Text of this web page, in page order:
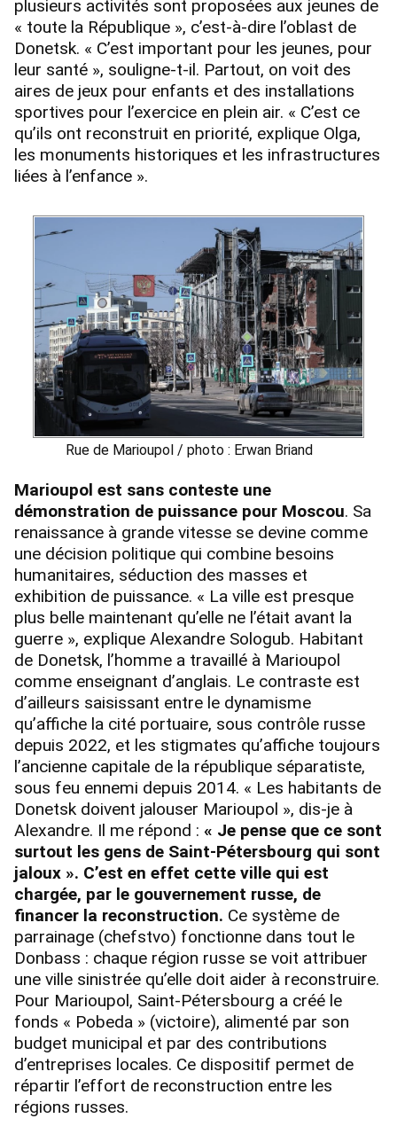
plusieurs activités sont proposées aux jeunes de
« toute la République », c’est-à-dire l’oblast de
Donetsk. « C’est important pour les jeunes, pour
leur santé », souligne-t-il. Partout, on voit des
aires de jeux pour enfants et des installations
sportives pour l’exercice en plein air. « C’est ce
qu’ils ont reconstruit en priorité, explique Olga,
les monuments historiques et les infrastructures
liées à l’enfance ».
Rue de Marioupol / photo : Erwan Briand
Marioupol est sans conteste une
démonstration de puissance pour Moscou. Sa
renaissance à grande vitesse se devine comme
une décision politique qui combine besoins
humanitaires, séduction des masses et
exhibition de puissance. « La ville est presque
plus belle maintenant qu’elle ne l’était avant la
guerre », explique Alexandre Sologub. Habitant
de Donetsk, l’homme a travaillé à Marioupol
comme enseignant d’anglais. Le contraste est
d’ailleurs saisissant entre le dynamisme
qu’affiche la cité portuaire, sous contrôle russe
depuis 2022, et les stigmates qu’affiche toujours
l’ancienne capitale de la république séparatiste,
sous feu ennemi depuis 2014. « Les habitants de
Donetsk doivent jalouser Marioupol », dis-je à
Alexandre. Il me répond : « Je pense que ce sont
surtout les gens de Saint-Pétersbourg qui sont
jaloux ». C’est en effet cette ville qui est
chargée, par le gouvernement russe, de
financer la reconstruction. Ce système de
parrainage (chefstvo) fonctionne dans tout le
Donbass : chaque région russe se voit attribuer
une ville sinistrée qu’elle doit aider à reconstruire.
Pour Marioupol, Saint-Pétersbourg a créé le
fonds « Pobeda » (victoire), alimenté par son
budget municipal et par des contributions
d’entreprises locales. Ce dispositif permet de
répartir l’effort de reconstruction entre les
régions russes.